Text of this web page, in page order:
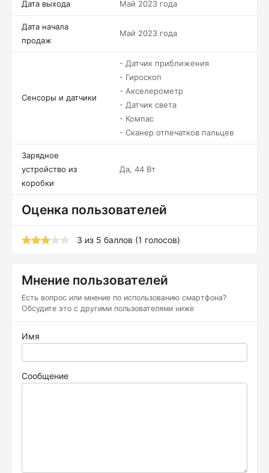
Дата выхода Май 2023 года
Дата начала
продаж
Май 2023 года
Сенсоры и датчики
- Датчик приближения
- Гироскоп
- Акселерометр
- Датчик света
- Компас
- Сканер отпечатков пальцев
Зарядное
устройство из
коробки
Да, 44 Вт
Оценка пользователей
3 из 5 баллов (1 голосов)
Мнение пользователей
Есть вопрос или мнение по использованию смартфона?
Обсудите это с другими пользователями ниже
Имя
Сообщение